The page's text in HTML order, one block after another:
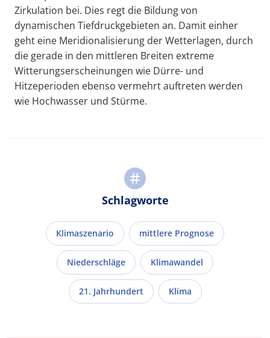
Zirkulation bei. Dies regt die Bildung von
dynamischen Tiefdruckgebieten an. Damit einher
geht eine Meridionalisierung der Wetterlagen, durch
die gerade in den mittleren Breiten extreme
Witterungserscheinungen wie Dürre- und
Hitzeperioden ebenso vermehrt auftreten werden
wie Hochwasser und Stürme.
Schlagworte
Klimaszenario mittlere Prognose
Niederschläge Klimawandel
21. Jahrhundert Klima